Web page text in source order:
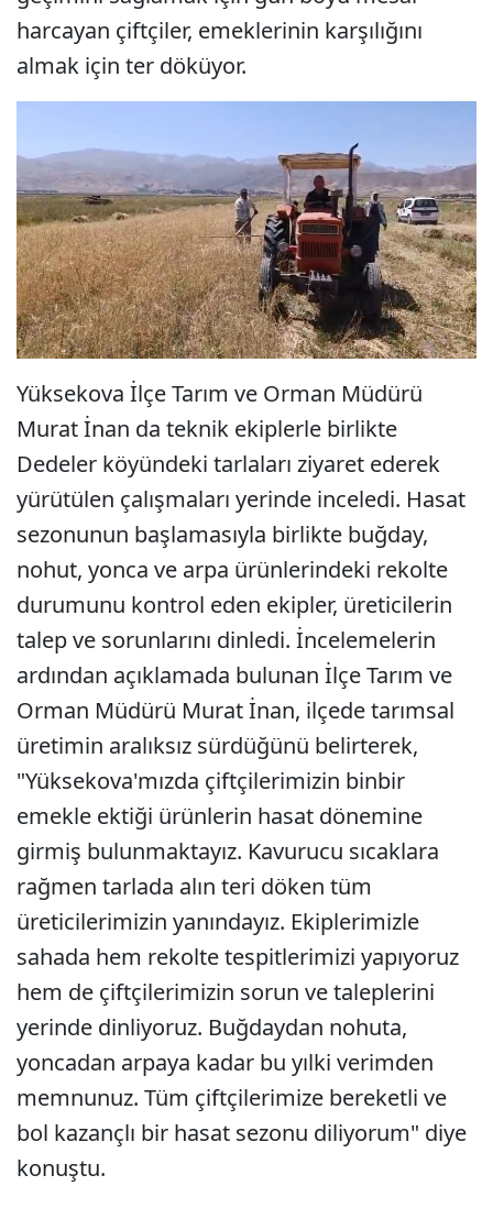
harcayan çiftçiler, emeklerinin karşılığını
almak için ter döküyor.
Yüksekova İlçe Tarım ve Orman Müdürü
Murat İnan da teknik ekiplerle birlikte
Dedeler köyündeki tarlaları ziyaret ederek
yürütülen çalışmaları yerinde inceledi. Hasat
sezonunun başlamasıyla birlikte buğday,
nohut, yonca ve arpa ürünlerindeki rekolte
durumunu kontrol eden ekipler, üreticilerin
talep ve sorunlarını dinledi. İncelemelerin
ardından açıklamada bulunan İlçe Tarım ve
Orman Müdürü Murat İnan, ilçede tarımsal
üretimin aralıksız sürdüğünü belirterek,
"Yüksekova'mızda çiftçilerimizin binbir
emekle ektiği ürünlerin hasat dönemine
girmiş bulunmaktayız. Kavurucu sıcaklara
rağmen tarlada alın teri döken tüm
üreticilerimizin yanındayız. Ekiplerimizle
sahada hem rekolte tespitlerimizi yapıyoruz
hem de çiftçilerimizin sorun ve taleplerini
yerinde dinliyoruz. Buğdaydan nohuta,
yoncadan arpaya kadar bu yılki verimden
memnunuz. Tüm çiftçilerimize bereketli ve
bol kazançlı bir hasat sezonu diliyorum" diye
konuştu.